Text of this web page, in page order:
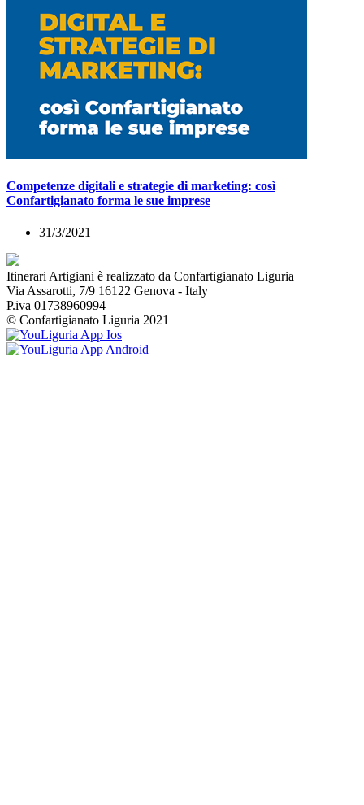
Competenze digitali e strategie di marketing: così
Confartigianato forma le sue imprese
31/3/2021
Itinerari Artigiani è realizzato da Confartigianato Liguria
Via Assarotti, 7/9 16122 Genova - Italy
P.iva 01738960994
© Confartigianato Liguria 2021